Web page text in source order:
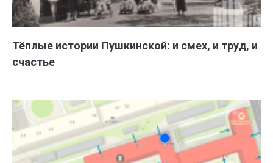
Тёплые истории Пушкинской: и смех, и труд, и
счастье